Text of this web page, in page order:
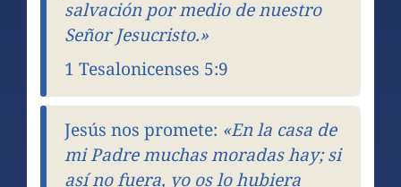
salvación por medio de nuestro
Señor Jesucristo.»
1 Tesalonicenses 5:9
Jesús nos promete: «En la casa de
mi Padre muchas moradas hay; si
así no fuera, yo os lo hubiera